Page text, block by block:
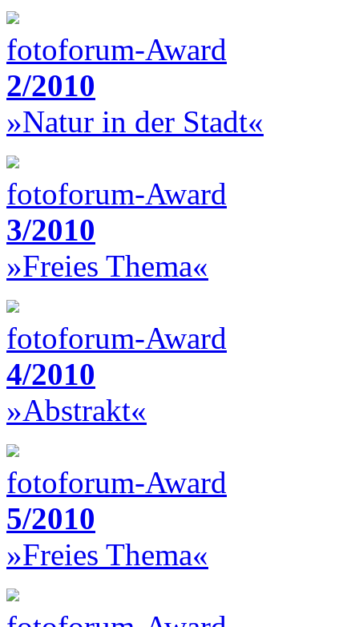
fotoforum-Award
2/2010
»Natur in der Stadt«
fotoforum-Award
3/2010
»Freies Thema«
fotoforum-Award
4/2010
»Abstrakt«
fotoforum-Award
5/2010
»Freies Thema«